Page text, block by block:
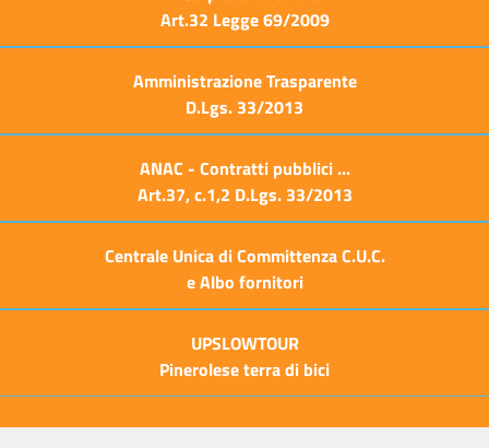
Art.32 Legge 69/2009
Amministrazione Trasparente
D.Lgs. 33/2013
ANAC - Contratti pubblici ...
Art.37, c.1,2 D.Lgs. 33/2013
Centrale Unica di Committenza C.U.C.
e Albo fornitori
UPSLOWTOUR
Pinerolese terra di bici